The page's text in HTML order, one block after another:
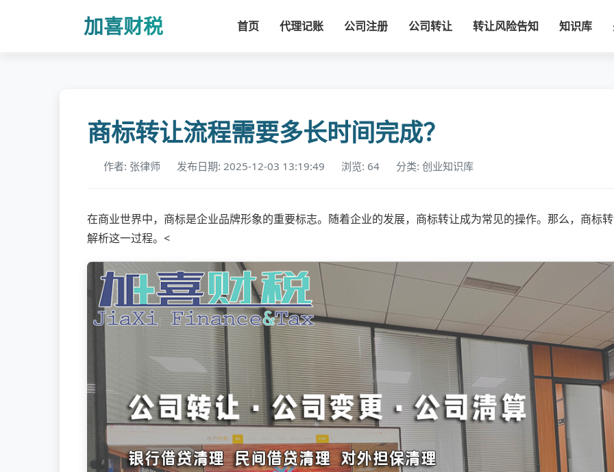
加喜财税 首页 代理记账 公司注册 公司转让 转让风险告知 知识库
商标转让流程需要多长时间完成？
作者: 张律师 发布日期: 2025-12-03 13:19:49 浏览: 64 分类: 创业知识库
在商业世界中，商标是企业品牌形象的重要标志。随着企业的发展，商标转让成为常见的操作。那么，商标
解析这一过程。<